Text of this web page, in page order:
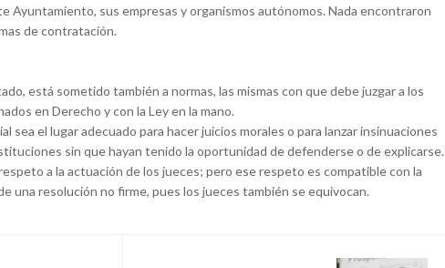
Ayuntamiento, sus empresas y organismos autónomos. Nada encontraron
de contratación.
está sometido también a normas, las mismas con que debe juzgar a los
en Derecho y con la Ley en la mano.
sea el lugar adecuado para hacer juicios morales o para lanzar insinuaciones
sin que hayan tenido la oportunidad de defenderse o de explicarse.
a la actuación de los jueces; pero ese respeto es compatible con la
una resolución no firme, pues los jueces también se equivocan.